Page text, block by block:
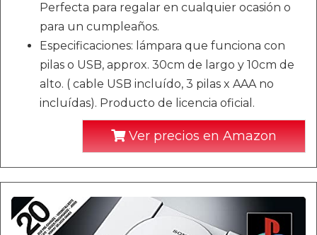
Perfecta para regalar en cualquier ocasión o
para un cumpleaños.
Especificaciones: lámpara que funciona con
pilas o USB, approx. 30cm de largo y 10cm de
alto. ( cable USB incluído, 3 pilas x AAA no
incluídas). Producto de licencia oficial.
Ver precios en Amazon